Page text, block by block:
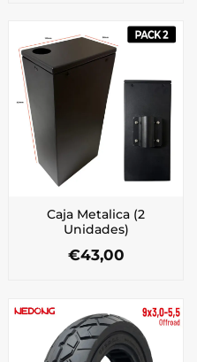
Caja Metalica (2
Unidades)
€43,00